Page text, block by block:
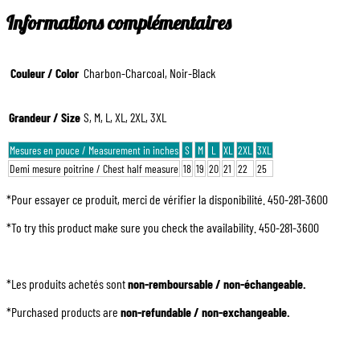
Informations complémentaires
Couleur / Color Charbon-Charcoal, Noir-Black
Grandeur / Size S, M, L, XL, 2XL, 3XL
Mesures en pouce / Measurement in inches S M L XL 2XL 3XL
Demi mesure poitrine / Chest half measure 18 19 20 21 22 25
*Pour essayer ce produit, merci de vérifier la disponibilité. 450-281-3600
*To try this product make sure you check the availability. 450-281-3600
*Les produits achetés sontnon-remboursable / non-échangeable.
*Purchased products are non-refundable / non-exchangeable.